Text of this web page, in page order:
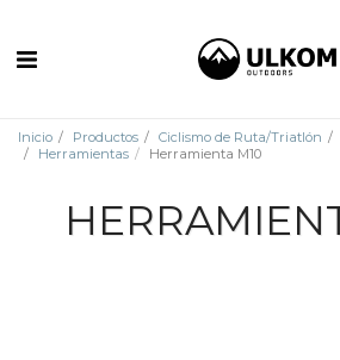
Inicio Productos Ciclismo de Ruta/Triatlón
Herramientas
Herramienta M10